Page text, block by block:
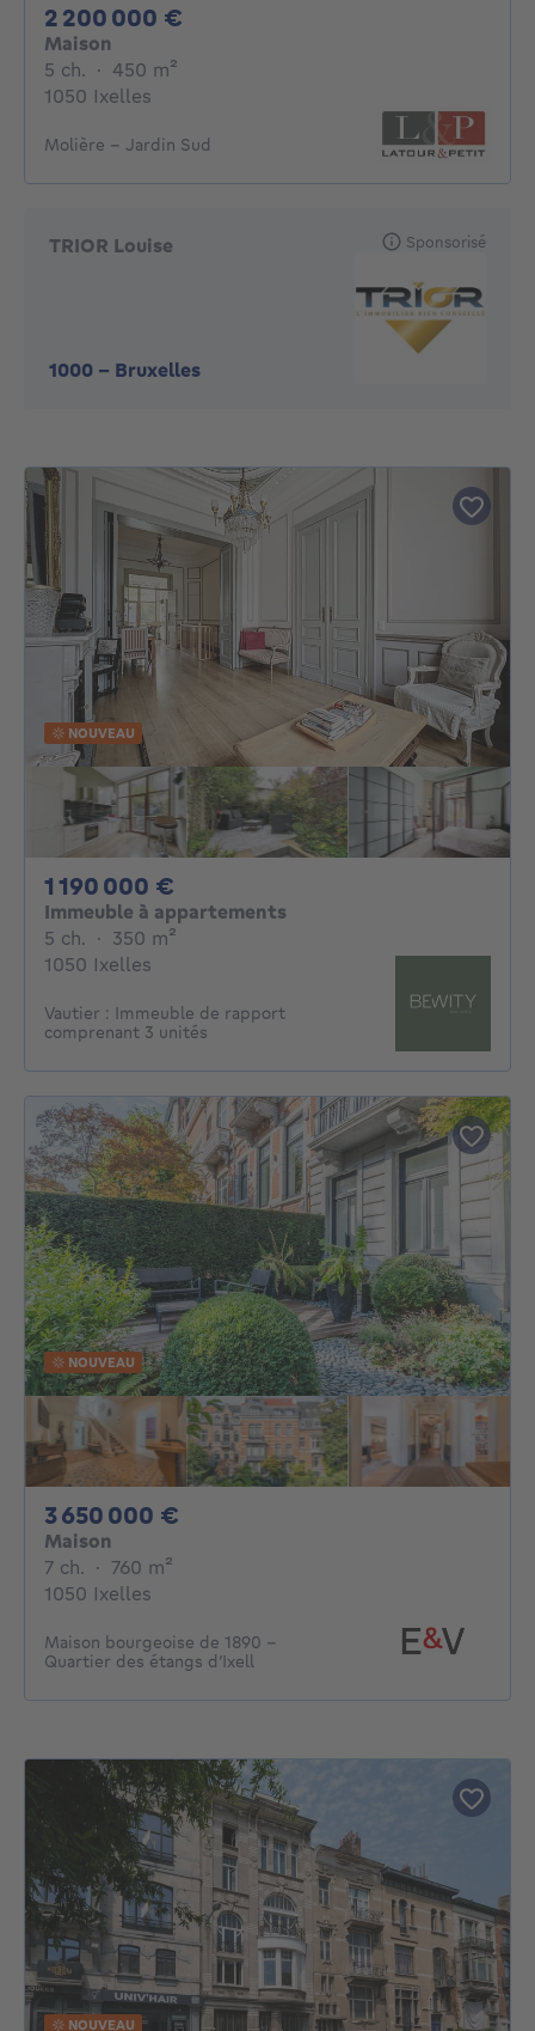
2 200 000 €
Maison
5 ch. 5 chambres
· 450 m²
1050 Ixelles
Molière - Jardin Sud
TRIOR Louise
1000 - Bruxelles
Sponsorisé
NOUVEAU
1 190 000 €
Immeuble à appartements
5 ch. 5 chambres
· 350 m²
1050 Ixelles
Vautier : Immeuble de rapport
comprenant 3 unités
NOUVEAU
3 650 000 €
Maison
7 ch. 7 chambres
· 760 m²
1050 Ixelles
Maison bourgeoise de 1890 –
Quartier des étangs d’Ixell
NOUVEAU